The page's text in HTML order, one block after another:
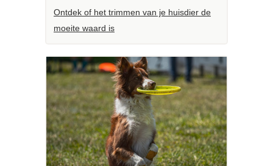
Ontdek of het trimmen van je huisdier de
moeite waard is